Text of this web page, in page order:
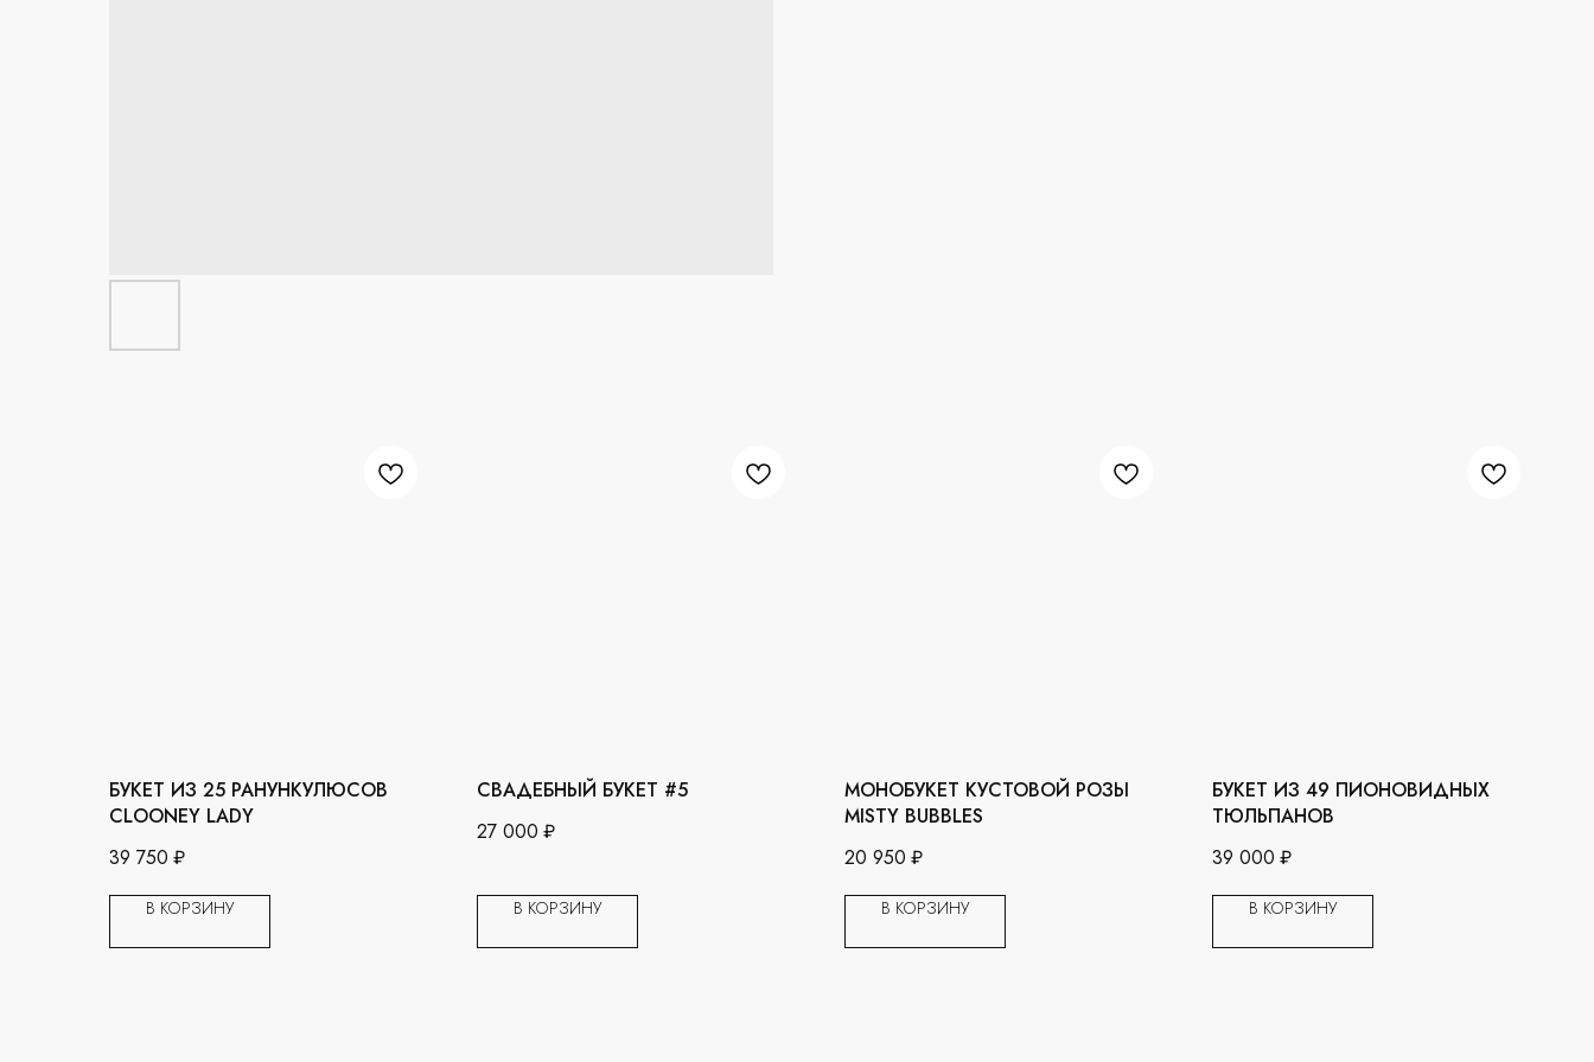
БУКЕТ ИЗ 25 РАНУНКУЛЮСОВ
CLOONEY LADY
39 750 ₽
В КОРЗИНУ
СВАДЕБНЫЙ БУКЕТ #5
27 000 ₽
В КОРЗИНУ
МОНОБУКЕТ КУСТОВОЙ РОЗЫ
MISTY BUBBLES
20 950 ₽
В КОРЗИНУ
БУКЕТ ИЗ 49 ПИОНОВИДНЫХ
ТЮЛЬПАНОВ
39 000 ₽
В КОРЗИНУ